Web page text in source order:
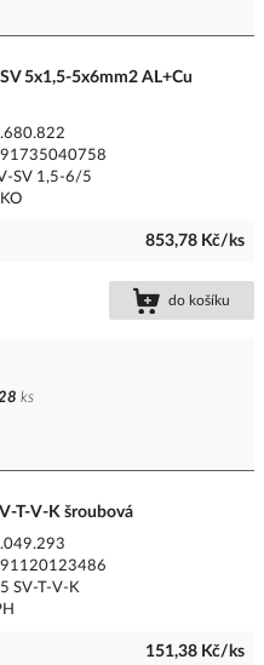
5x1,5-5x6mm2 AL+Cu
SV 1,5-6/5
853,78 Kč/ks
do košíku
ks
T-V-K šroubová
SV-T-V-K
151,38 Kč/ks